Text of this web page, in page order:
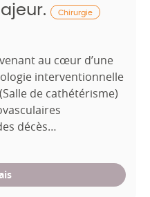
Chirurgie
au cœur d’une
interventionnelle
de cathétérisme)
décès…